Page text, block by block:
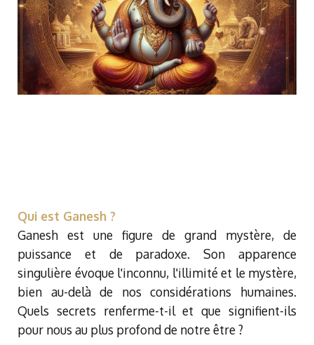
Qui est Ganesh ?
Ganesh est une figure de grand mystère, de
puissance et de paradoxe. Son apparence
singulière évoque l'inconnu, l'illimité et le mystère,
bien au-delà de nos considérations humaines.
Quels secrets renferme-t-il et que signifient-ils
pour nous au plus profond de notre être ?